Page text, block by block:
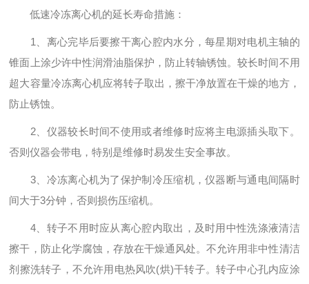
低速冷冻离心机的延长寿命措施：
1、离心完毕后要擦干离心腔内水分，每星期对电机主轴的
锥面上涂少许中性润滑油脂保护，防止转轴锈蚀。较长时间不用
超大容量冷冻离心机应将转子取出，擦干净放置在干燥的地方，
防止锈蚀。
2、仪器较长时间不使用或者维修时应将主电源插头取下。
否则仪器会带电，特别是维修时易发生安全事故。
3、冷冻离心机为了保护制冷压缩机，仪器断与通电间隔时
间大于3分钟，否则损伤压缩机。
4、转子不用时应从离心腔内取出，及时用中性洗涤液清洁
擦干，防止化学腐蚀，存放在干燥通风处。不允许用非中性清洁
剂擦洗转子，不允许用电热风吹(烘)干转子。转子中心孔内应涂